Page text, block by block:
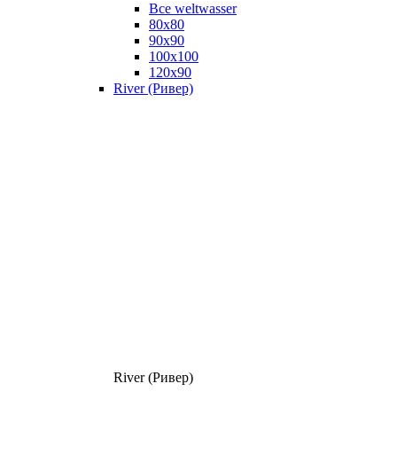
Все weltwasser
80x80
90x90
100x100
120x90
River (Ривер)
River (Ривер)